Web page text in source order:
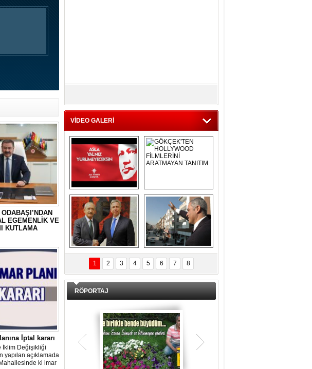
EGEMENLİK VE
KUTLAMA
Yakup
kuruluşunun 104.
Bayramı’nı
İptal kararı
İklim Değişikliği
yapılan açıklamada
ki imar
VİDEO GALERİ
Asla Yalnız
Yürümeyeceksin
Uzun Adam
GÖKÇEK'TEN
HOLLYWOOD
FİLMLERİNİ
ARATMAYAN
TANITIM
DAL İÇERİ ZÜBÜK!
ERCAN ŞİMŞEK
GÖLBAŞI'NDA
KASIRGA ETKİSİ
YARATTI !
1 2 3 4 5 6 7 8
RÖPORTAJ
Teşrik tekbiri nedir? Ne anlama gelir?